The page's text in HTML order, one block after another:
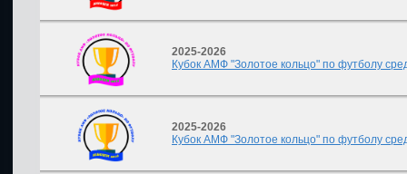
2025-2026
Кубок АМФ "Золотое кольцо" по футболу
2025-2026
Кубок АМФ "Золотое кольцо" по футболу